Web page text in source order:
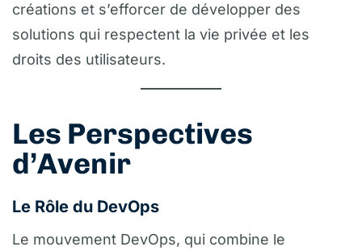
créations et s’efforcer de développer des
solutions qui respectent la vie privée et les
droits des utilisateurs.
Les Perspectives
d’Avenir
Le Rôle du DevOps
Le mouvement DevOps, qui combine le